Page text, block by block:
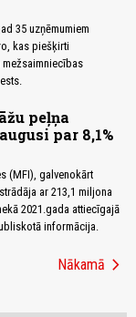
35 uzņēmumiem
kas piešķirti
mežsaimniecības
peļņa
par 8,1%
(MFI), galvenokārt
ar 213,1 miljona
2021.gada attiecīgajā
informācija.
Nākamā chevron_right